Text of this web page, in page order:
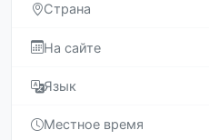
Страна
На сайте
Язык
Местное время